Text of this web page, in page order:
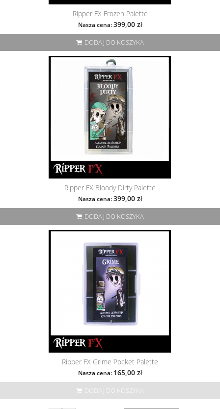
Ripper FX Frozen Palette
Nasza cena: 399,00 zł
DODAJ DO KOSZYKA
Ripper FX Bloody Dirty Palette
Nasza cena: 399,00 zł
DODAJ DO KOSZYKA
Ripper FX Grime Pocket Palette
Nasza cena: 165,00 zł
DODAJ DO KOSZYKA